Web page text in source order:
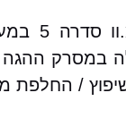
ההגה
/ החלפת